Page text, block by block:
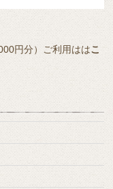
円分）ご利用ははこ